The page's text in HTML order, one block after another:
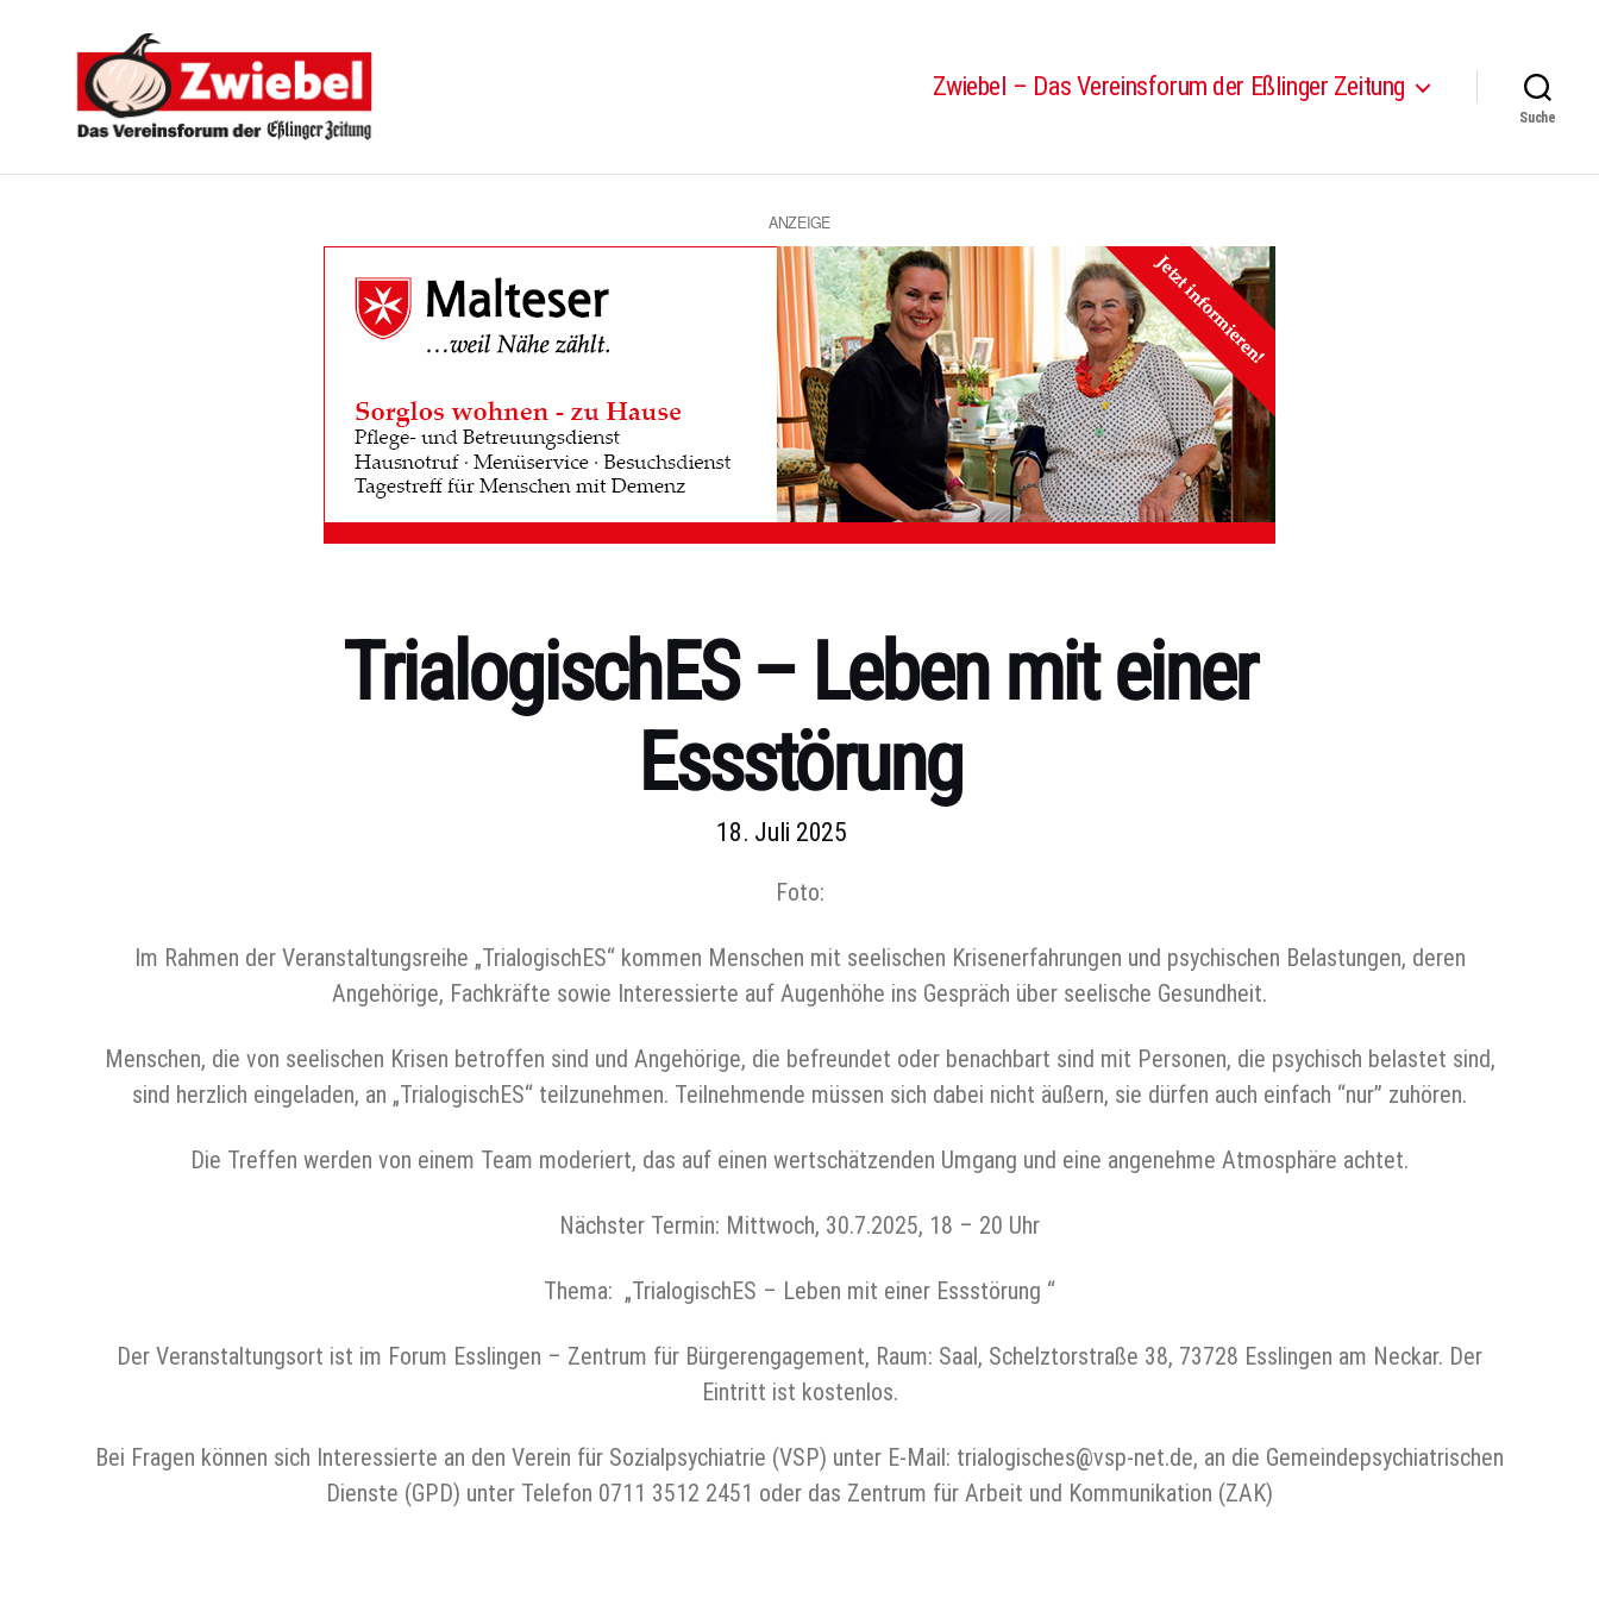
-
Zwiebel – Das Vereinsforum der Eßlinger Zeitung
Suche
ANZEIGE
TrialogischES – Leben mit einer
Essstörung
18. Juli 2025
Foto:
Im Rahmen der Veranstaltungsreihe „TrialogischES“ kommen Menschen mit seelischen Krisenerfahrungen und psychischen Belastungen, deren
Angehörige, Fachkräfte sowie Interessierte auf Augenhöhe ins Gespräch über seelische Gesundheit.
Menschen, die von seelischen Krisen betroffen sind und Angehörige, die befreundet oder benachbart sind mit Personen, die psychisch belastet sind,
sind herzlich eingeladen, an „TrialogischES“ teilzunehmen. Teilnehmende müssen sich dabei nicht äußern, sie dürfen auch einfach “nur” zuhören.
Die Treffen werden von einem Team moderiert, das auf einen wertschätzenden Umgang und eine angenehme Atmosphäre achtet.
Nächster Termin: Mittwoch, 30.7.2025, 18 – 20 Uhr
Thema: „TrialogischES – Leben mit einer Essstörung “
Der Veranstaltungsort ist im Forum Esslingen – Zentrum für Bürgerengagement, Raum: Saal, Schelztorstraße 38, 73728 Esslingen am Neckar. Der
Eintritt ist kostenlos.
Bei Fragen können sich Interessierte an den Verein für Sozialpsychiatrie (VSP) unter E-Mail: trialogisches@vsp-net.de, an die Gemeindepsychiatrischen
Dienste (GPD) unter Telefon 0711 3512 2451 oder das Zentrum für Arbeit und Kommunikation (ZAK)